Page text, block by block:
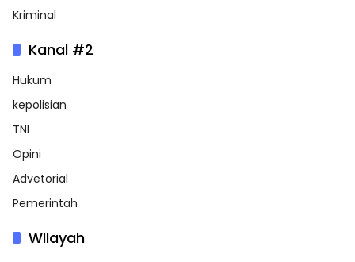
Kriminal
Kanal #2
Hukum
kepolisian
TNI
Opini
Advetorial
Pemerintah
WIlayah